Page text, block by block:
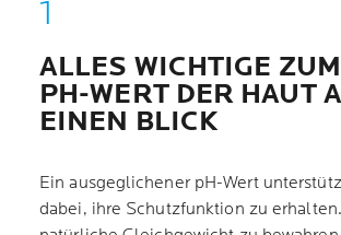
ALLES WICHTIGE
PH-WERT DER HAUT
EINEN BLICK
Ein ausgeglichener pH-Wert
dabei, ihre Schutzfunktion zu